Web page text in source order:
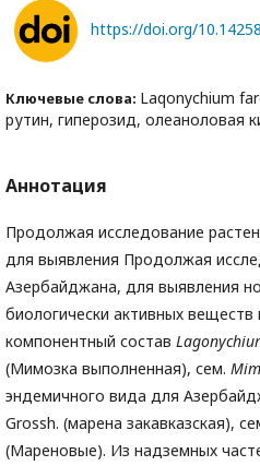
https://doi.org/
Ключевые слова: Laqonychium
рутин, гиперозид, олеаноловая
Аннотация
Продолжая исследование
для выявления Продолжая
Азербайджана, для выявления
биологически активных веществ
компонентный состав
(Мимозка выполненная), сем.
эндемичного вида для
Grossh. (марена закавказская),
(Мареновые). Из надземных